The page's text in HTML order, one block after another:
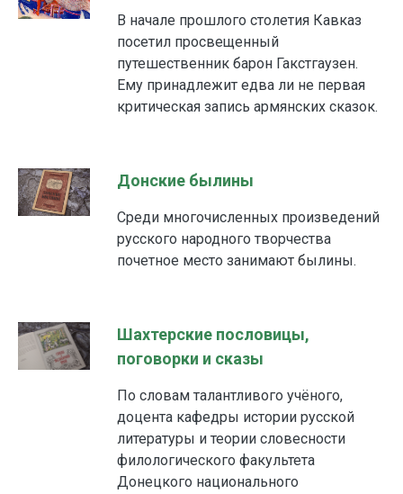
В начале прошлого столетия Кавказ
посетил просвещенный
путешественник барон Гакстгаузен.
Ему принадлежит едва ли не первая
критическая запись армянских сказок.
Донские былины
Среди многочисленных произведений
русского народного творчества
почетное место занимают былины.
Шахтерские пословицы,
поговорки и сказы
По словам талантливого учёного,
доцента кафедры истории русской
литературы и теории словесности
филологического факультета
Донецкого национального